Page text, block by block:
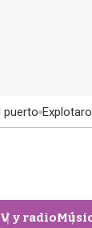
puerto
y radio